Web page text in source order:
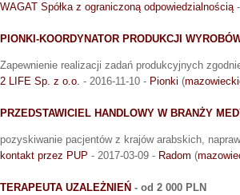
WAGAT Spółka z ograniczoną odpowiedzialnością-
PIONKI-KOORDYNATOR PRODUKCJI
Zapewnienie realizacji zadań produkcyjnych
2 LIFE Sp. z o.o. - 2016-11-10 - Pionki (
PRZEDSTAWICIEL HANDLOWY W BRANŻY
pozyskiwanie pacjentów z krajów arabskich,
kontakt przez PUP - 2017-03-09 - Radom (
TERAPEUTA UZALEŻNIEŃ - od 2 000 PLN